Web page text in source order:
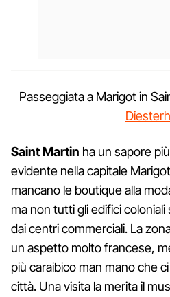
Passeggiata a Marigot in
Saint Martin ha un sapore
evidente nella capitale
mancano le boutique alla
ma non tutti gli edifici
dai centri commerciali. La
un aspetto molto francese,
più caraibico man mano che
città. Una visita la merita il